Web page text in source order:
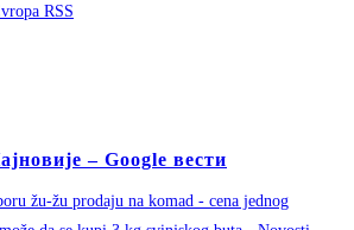
RSS
– Google вести
žu-žu prodaju na komad - cena jednog